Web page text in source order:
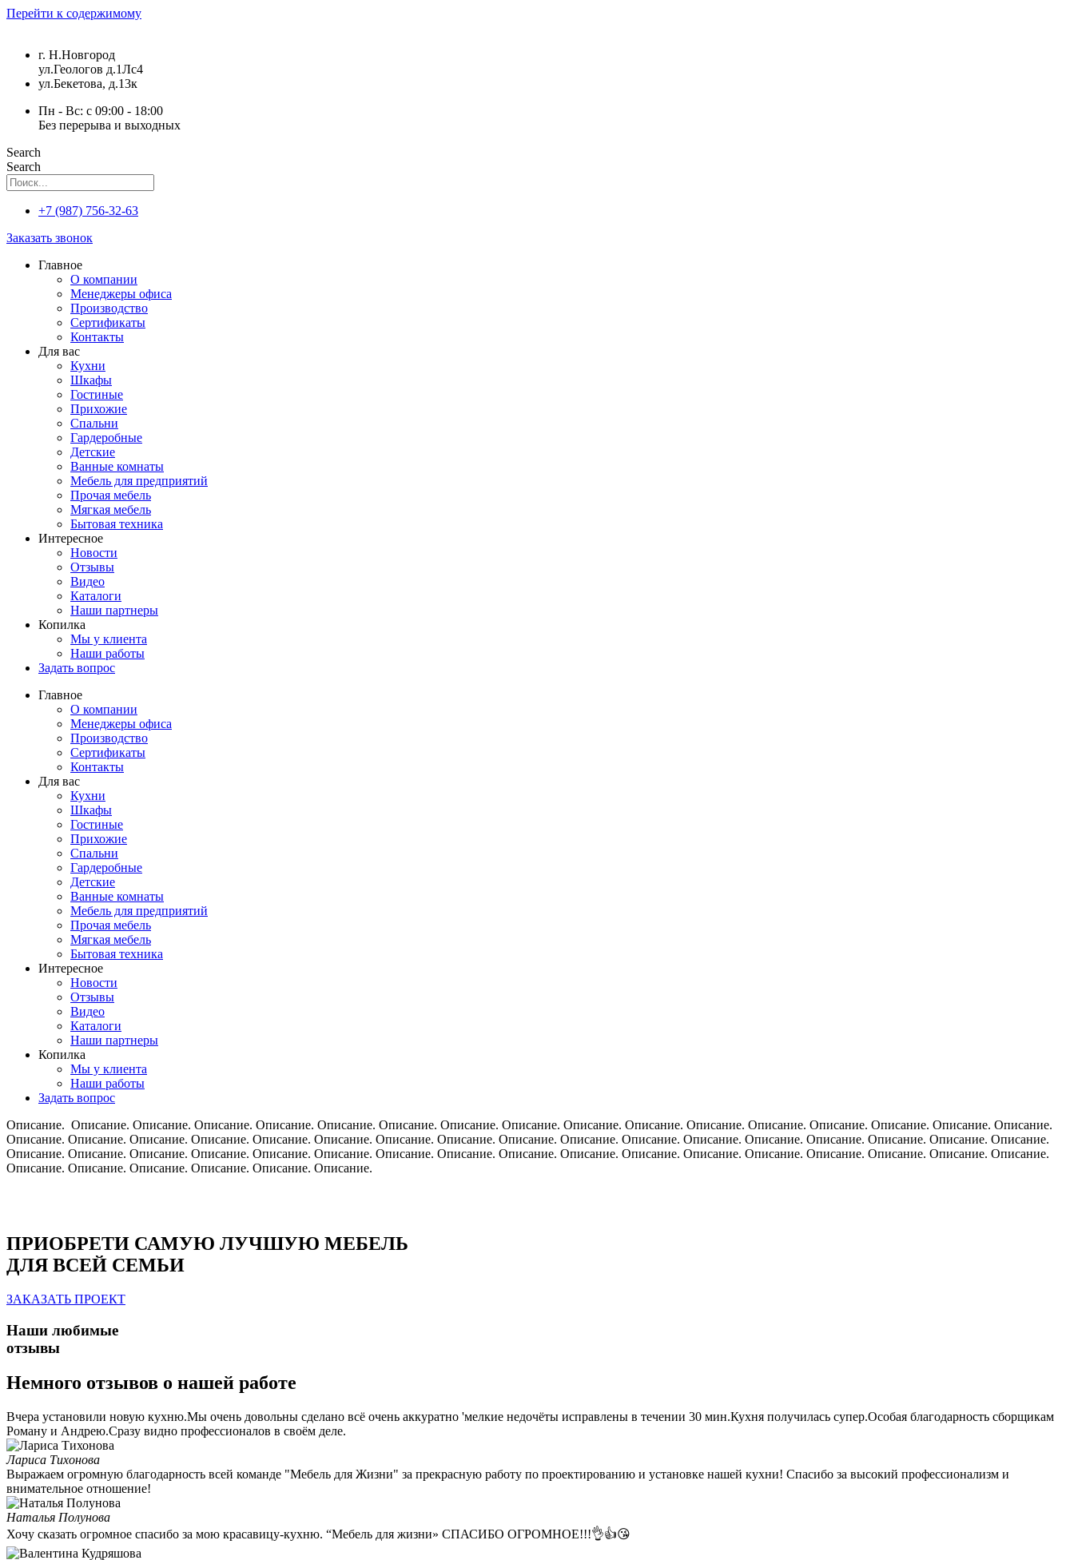
Перейти к содержимому
г. Н.Новгород
ул.Геологов д.1Лс4
ул.Бекетова, д.13к
Пн - Вс: с 09:00 - 18:00
Без перерыва и выходных
Search
Search
+7 (987) 756-32-63
Заказать звонок
Главное
О компании
Менеджеры офиса
Производство
Сертификаты
Контакты
Для вас
Кухни
Шкафы
Гостиные
Прихожие
Спальни
Гардеробные
Детские
Ванные комнаты
Мебель для предприятий
Прочая мебель
Мягкая мебель
Бытовая техника
Интересное
Новости
Отзывы
Видео
Каталоги
Наши партнеры
Копилка
Мы у клиента
Наши работы
Задать вопрос
Главное
О компании
Менеджеры офиса
Производство
Сертификаты
Контакты
Для вас
Кухни
Шкафы
Гостиные
Прихожие
Спальни
Гардеробные
Детские
Ванные комнаты
Мебель для предприятий
Прочая мебель
Мягкая мебель
Бытовая техника
Интересное
Новости
Отзывы
Видео
Каталоги
Наши партнеры
Копилка
Мы у клиента
Наши работы
Задать вопрос
Описание. Описание. Описание. Описание. Описание. Описание. Описание. Описание. Описание. Описание. Описание. Описание. Описание. Описание. Описание. Описание. Описание.
Описание. Описание. Описание. Описание. Описание. Описание. Описание. Описание. Описание. Описание. Описание. Описание. Описание. Описание. Описание. Описание. Описание.
Описание. Описание. Описание. Описание. Описание. Описание. Описание. Описание. Описание. Описание. Описание. Описание. Описание. Описание. Описание. Описание. Описание.
Описание. Описание. Описание. Описание. Описание. Описание.
ПРИОБРЕТИ САМУЮ ЛУЧШУЮ МЕБЕЛЬ
ДЛЯ ВСЕЙ СЕМЬИ
ЗАКАЗАТЬ ПРОЕКТ
Наши любимые
отзывы
Немного отзывов о нашей работе
Вчера установили новую кухню.Мы очень довольны сделано всё очень аккуратно 'мелкие недочёты исправлены в течении 30 мин.Кухня получилась супер.Особая благодарность сборщикам
Роману и Андрею.Сразу видно профессионалов в своём деле.
Лариса Тихонова
Выражаем огромную благодарность всей команде "Мебель для Жизни" за прекрасную работу по проектированию и установке нашей кухни! Спасибо за высокий профессионализм и
внимательное отношение!
Наталья Полунова
Хочу сказать огромное спасибо за мою красавицу-кухню. “Мебель для жизни» СПАСИБО ОГРОМНОЕ!!!👌👍😘